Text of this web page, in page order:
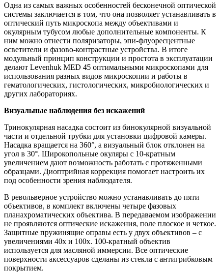
Одна из самых важных особенностей бесконечной оптической
системы заключается в том, что она позволяет устанавливать в
оптический путь микроскопа между объективами и
окулярным тубусом любые дополнительные компоненты. К
ним можно отнести поляризаторы, эпи-флуоресцентные
осветители и фазово-контрастные устройства. В итоге
модульный принцип конструкции и простота в эксплуатации
делают Levenhuk MED 45 оптимальными микроскопами для
использования разных видов микроскопии и работы в
гематологических, гистологических, микробиологических и
других лабораториях.
Визуальные наблюдения без искажений
Тринокулярная насадка состоит из бинокулярной визуальной
части и отдельной трубки для установки цифровой камеры.
Насадка вращается на 360°, а визуальный блок отклонен на
угол в 30°. Широкопольные окуляры с 10-кратным
увеличением дают возможность работать с протяженными
образцами. Диоптрийная коррекция помогает настроить их
под особенности зрения наблюдателя.
В револьверное устройство можно устанавливать до пяти
объективов, в комплект включены четыре фазовых
планахроматических объектива. В передаваемом изображении
не проявляются оптические искажения, поле плоское и четкое.
Защитные пружинящие оправы есть у двух объективов – с
увеличениями 40х и 100х. 100-кратный объектив
используется для масляной иммерсии. Все оптические
поверхности аксессуаров сделаны из стекла с антигрибковым
покрытием.